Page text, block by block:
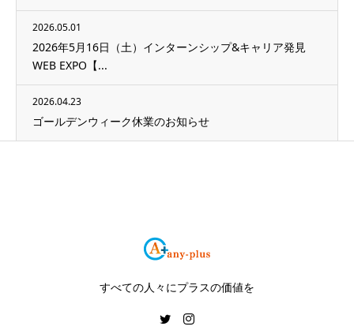
2026.05.01
2026年5月16日（土）インターンシップ&キャリア発見
WEB EXPO【...
2026.04.23
ゴールデンウィーク休業のお知らせ
すべての人々にプラスの価値を